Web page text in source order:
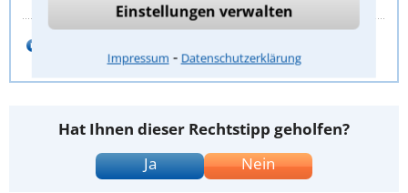
Einstellungen verwalten
Impressum ⁃ Datenschutzerklärung
Hat Ihnen dieser Rechtstipp geholfen?
Ja
Nein